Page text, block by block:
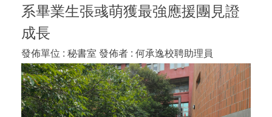
系畢業生張彧萌獲最強應援團見證
成長
發佈單位 : 秘書室 發佈者 : 何承逸校聘助理員